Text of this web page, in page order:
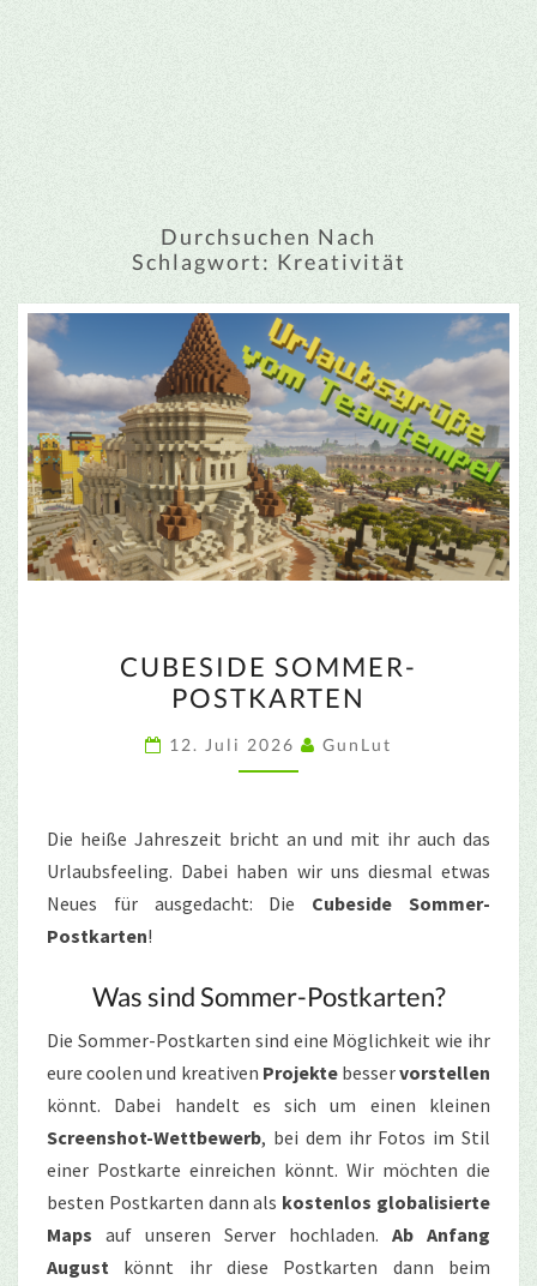
Durchsuchen Nach
Schlagwort: Kreativität
SOMMER-
POSTKARTEN
CUBESIDE SOMMER-
POSTKARTEN
12. Juli 2026 GunLut
Die heiße Jahreszeit bricht an und mit ihr auch das
Urlaubsfeeling. Dabei haben wir uns diesmal etwas
Neues für ausgedacht: Die Cubeside Sommer-
Postkarten!
Was sind Sommer-Postkarten?
Die Sommer-Postkarten sind eine Möglichkeit wie ihr
eure coolen und kreativen Projektebesservorstellen
könnt. Dabei handelt es sich um einen kleinen
Screenshot-Wettbewerb, bei dem ihr Fotos im Stil
einer Postkarte einreichen könnt. Wir möchten die
besten Postkarten dann als kostenlos globalisierte
Maps auf unseren Server hochladen. Ab Anfang
August könnt ihr diese Postkarten dann beim